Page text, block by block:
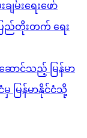
မ်းရေးဖော်
ြည်တိုးတက် ရေး
ောင်သည့် မြန်မာ
မြန်မာနိုင်ငံသို့